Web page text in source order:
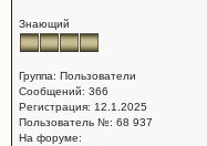
Знающий
Группа: Пользователи
Сообщений: 366
Регистрация: 12.1.2025
Пользователь №: 68 937
На форуме: